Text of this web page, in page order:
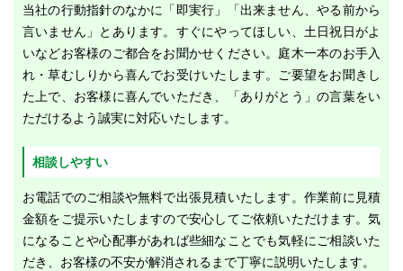
当社の行動指針のなかに「即実行」「出来ません、やる前から
言いません」とあります。すぐにやってほしい、土日祝日がよ
いなどお客様のご都合をお聞かせください。庭木一本のお手入
れ・草むしりから喜んでお受けいたします。ご要望をお聞きし
た上で、お客様に喜んでいただき、「ありがとう」の言葉をい
ただけるよう誠実に対応いたします。
相談しやすい
お電話でのご相談や無料で出張見積いたします。作業前に見積
金額をご提示いたしますので安心してご依頼いただけます。気
になることや心配事があれば些細なことでも気軽にご相談いた
だき、お客様の不安が解消されるまで丁寧に説明いたします。